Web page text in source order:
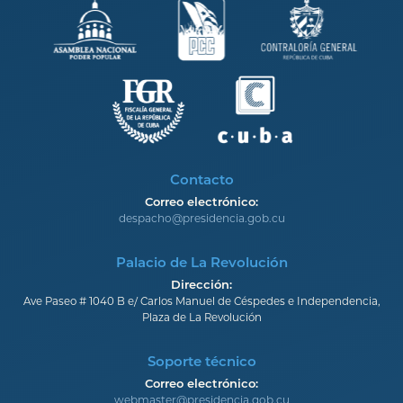
Contacto
Correo electrónico:
despacho@presidencia.gob.cu
Palacio de La Revolución
Dirección:
Ave Paseo # 1040 B e/ Carlos Manuel de Céspedes e Independencia,
Plaza de La Revolución
Soporte técnico
Correo electrónico:
webmaster@presidencia.gob.cu